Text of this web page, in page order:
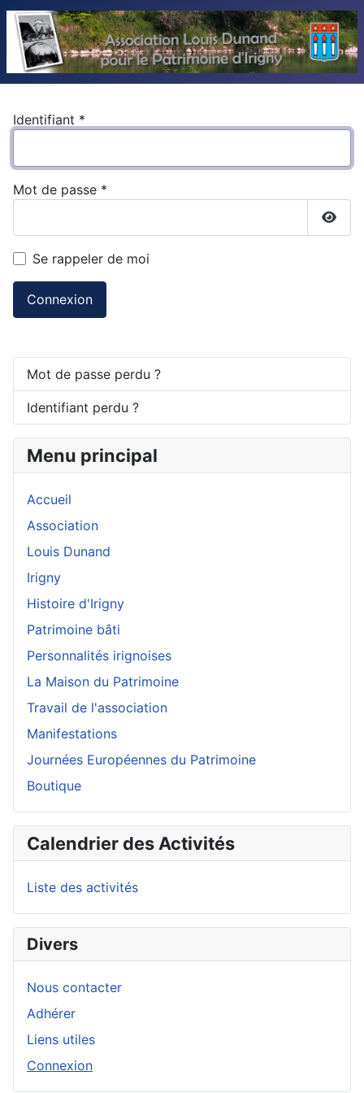
Menu principal
Accueil
Association
Louis Dunand
Irigny
Histoire d'Irigny
Patrimoine bâti
Personnalités irignoises
La Maison du Patrimoine
Travail de l'association
Manifestations
Journées Européennes du Patrimoine
Boutique
Calendrier des Activités
Liste des activités
Divers
Nous contacter
Adhérer
Liens utiles
Connexion
Identifiant *
Mot de passe *
Se rappeler de moi
Connexion
Mot de passe perdu ?
Identifiant perdu ?